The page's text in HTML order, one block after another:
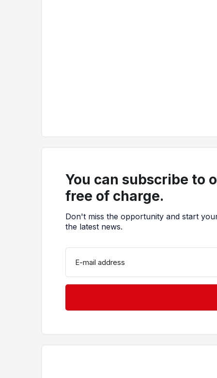
You can subscribe to
free of charge.
Don't miss the opportunity and start
the latest news.
E-mail address